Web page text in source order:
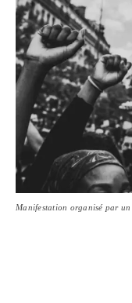
Manifestation organisé par